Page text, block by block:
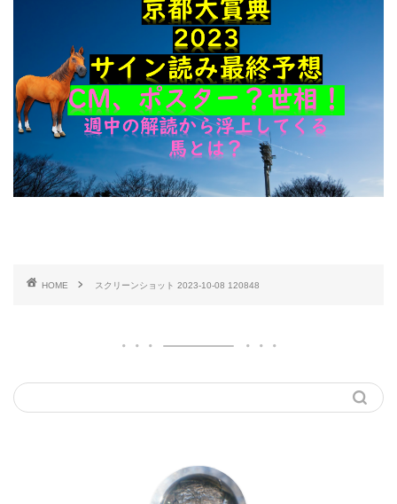
HOME スクリーンショット 2023-10-08 120848